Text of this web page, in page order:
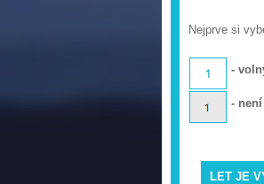
Nejprve si
-
-
LET JE